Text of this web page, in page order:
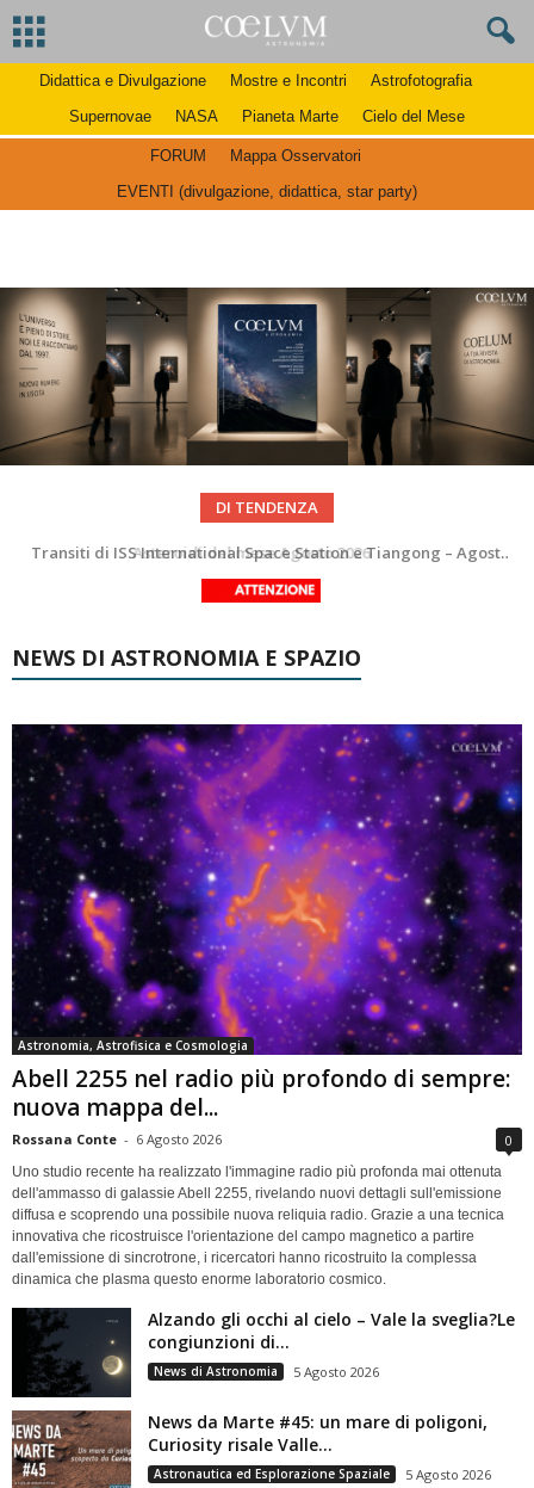
Didattica e Divulgazione Mostre e Incontri
Astrofotografia
Supernovae
NASA Pianeta Marte Cielo del Mese
FORUM
Mappa Osservatori
EVENTI (divulgazione, didattica, star party)
DI TENDENZA
Transiti di ISS International Space Station e Tiangong – Agosto 2026
La Luna del Mese – Agosto 2026
NEWS DI ASTRONOMIA E SPAZIO
Astronomia, Astrofisica e Cosmologia
Abell 2255 nel radio più profondo di sempre:
nuova mappa del...
Rossana Conte - 6 Agosto 2026 0
Uno studio recente ha realizzato l'immagine radio più profonda mai ottenuta
dell'ammasso di galassie Abell 2255, rivelando nuovi dettagli sull'emissione
diffusa e scoprendo una possibile nuova reliquia radio. Grazie a una tecnica
innovativa che ricostruisce l'orientazione del campo magnetico a partire
dall'emissione di sincrotrone, i ricercatori hanno ricostruito la complessa
dinamica che plasma questo enorme laboratorio cosmico.
Alzando gli occhi al cielo – Vale la sveglia?Le
congiunzioni di...
News di Astronomia 5 Agosto 2026
News da Marte #45: un mare di poligoni,
Curiosity risale Valle...
Astronautica ed Esplorazione Spaziale 5 Agosto 2026